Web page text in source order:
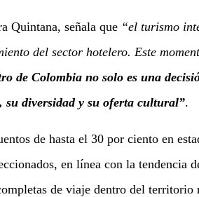
Quintana, señala que “el turismo
del sector hotelero. Este
de Colombia no solo es una
su diversidad y su oferta cultural”.
de hasta el 30 por ciento en
en línea con la tendencia
de viaje dentro del territorio